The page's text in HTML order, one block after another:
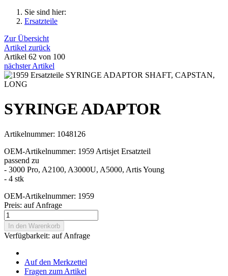
Sie sind hier:
Ersatzteile
Zur Übersicht
Artikel zurück
Artikel 62 von 100
nächster Artikel
SYRINGE ADAPTOR
Artikelnummer: 1048126
OEM-Artikelnummer: 1959 Artisjet Ersatzteil
passend zu
- 3000 Pro, A2100, A3000U, A5000, Artis Young
- 4 stk
OEM-Artikelnummer: 1959
Preis: auf Anfrage
In den Warenkorb
Verfügbarkeit: auf Anfrage
Auf den Merkzettel
Fragen zum Artikel